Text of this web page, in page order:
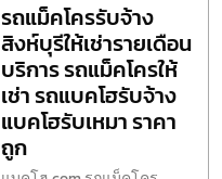
รถแม็คโครรับจ้าง
สิงห์บุรีให้เช่ารายเดือน
บริการ รถแม็คโครให้
เช่า รถแบคโฮรับจ้าง
แบคโฮรับเหมา ราคา
ถูก